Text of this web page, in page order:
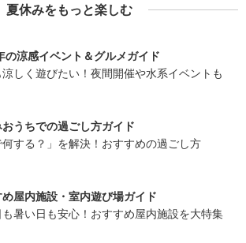
夏休みをもっと楽しむ
の涼感イベント＆グルメガイド
しく遊びたい！夜間開催や水系イベントも
うちでの過ごし方ガイド
何する？」を解決！おすすめの過ごし方
屋内施設・室内遊び場ガイド
暑い日も安心！おすすめ屋内施設を大特集